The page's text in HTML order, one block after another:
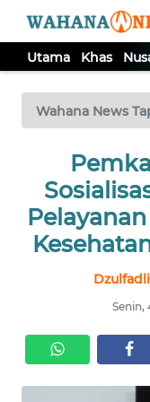
Utama Khas
Wahana News
Senin,
TV
Tutup
KHAS
SERBI
OPINI